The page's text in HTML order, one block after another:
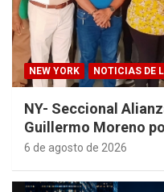
NEW YORK NOTICIAS DE
NY- Seccional
Guillermo Moreno
6 de agosto de 2026